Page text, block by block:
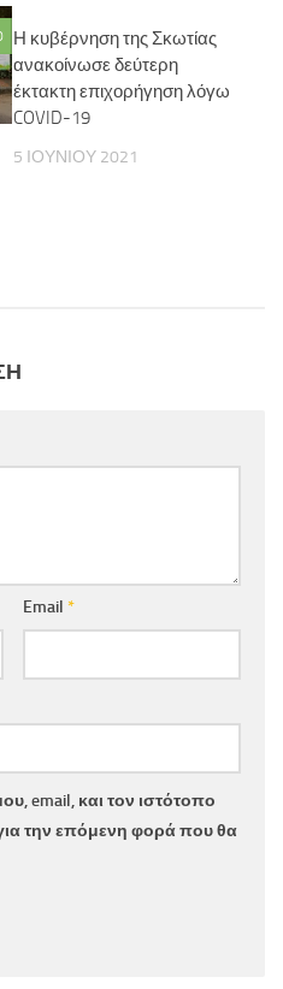
Η κυβέρνηση της Σκωτίας
ανακοίνωσε δεύτερη
έκτακτη επιχορήγηση λόγω
COVID-19
5 ΙΟΥΝΊΟΥ 2021
Email *
email, και τον ιστότοπο
την επόμενη φορά που θα